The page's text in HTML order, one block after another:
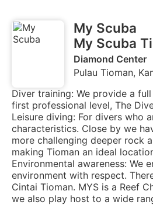
My Scuba
My Scuba
Diamond Center
Pulau Tioman,
Diver training: We provide a
first professional level, The
Leisure diving: For divers who
characteristics. Close by we
more challenging deeper rock
making Tioman an ideal
Environmental awareness: We
environment with respect.
Cintai Tioman. MYS is a Reef
we also play host to a wide